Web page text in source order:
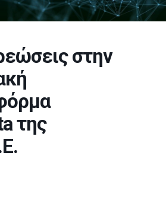
στην
της